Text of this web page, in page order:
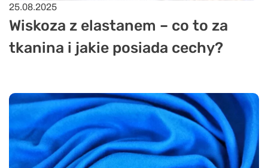
25.08.2025
Wiskoza z elastanem – co to za
tkanina i jakie posiada cechy?